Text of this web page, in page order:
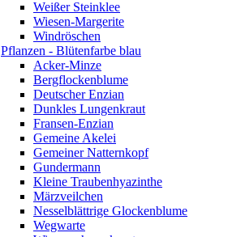
Weißer Steinklee
Wiesen-Margerite
Windröschen
Pflanzen - Blütenfarbe blau
Acker-Minze
Bergflockenblume
Deutscher Enzian
Dunkles Lungenkraut
Fransen-Enzian
Gemeine Akelei
Gemeiner Natternkopf
Gundermann
Kleine Traubenhyazinthe
Märzveilchen
Nesselblättrige Glockenblume
Wegwarte